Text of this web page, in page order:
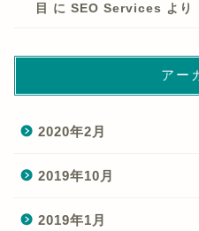
目
に SEO Services より
アー
2020年2月
2019年10月
2019年1月